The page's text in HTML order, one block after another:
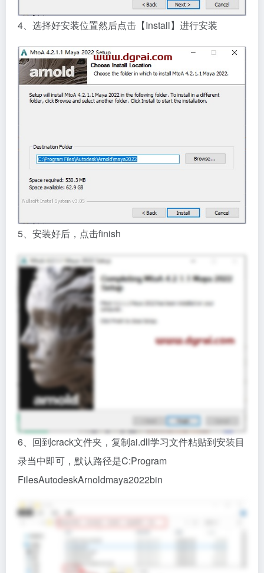
4、选择好安装位置然后点击【Install】进行安装
5、安装好后，点击finish
6、回到crack文件夹，复制ai.dll学习文件粘贴到安装目
录当中即可，默认路径是C:Program
FilesAutodeskArnoldmaya2022bin